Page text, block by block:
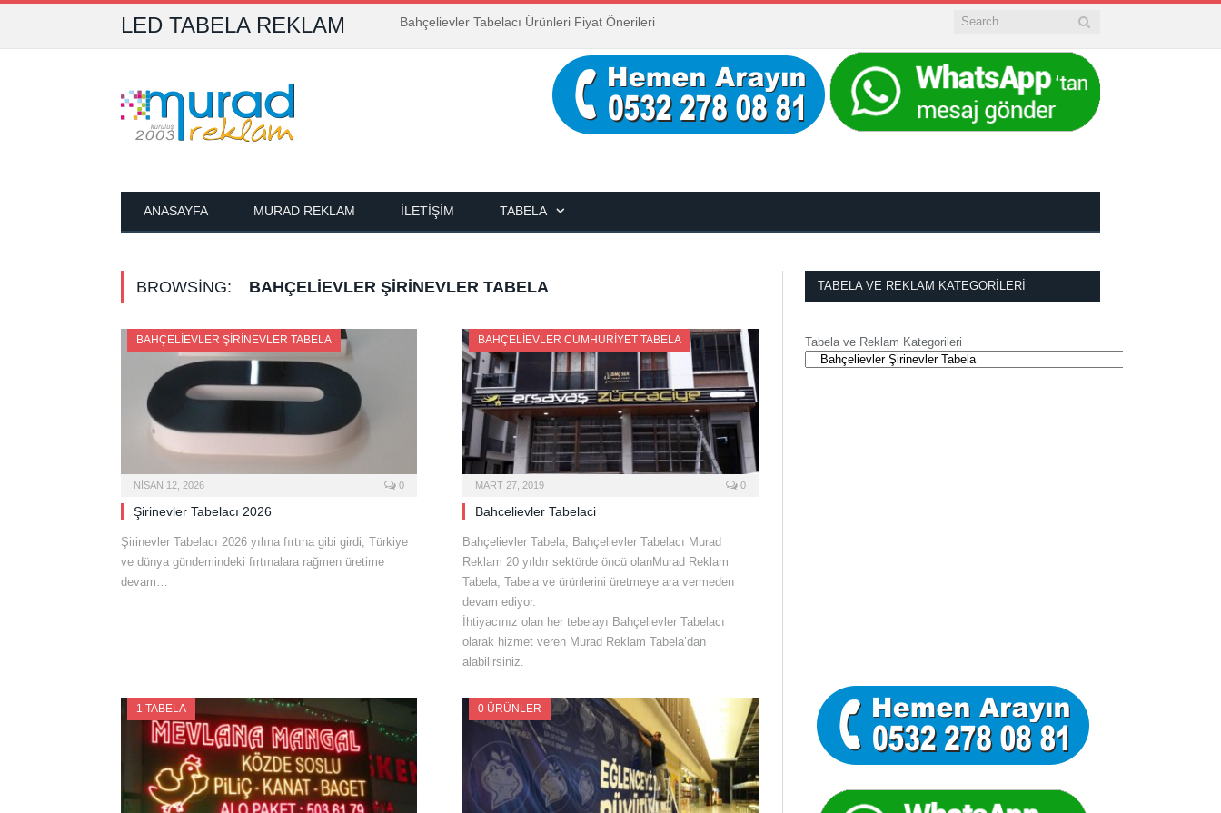
LED TABELA REKLAM Bahçelievler Tabelacı Ürünleri Fiyat Önerileri
ANASAYFA MURAD REKLAM İLETIŞIM TABELA
BROWSING: BAHÇELIEVLER ŞIRINEVLER TABELA
BAHÇELIEVLER ŞIRINEVLER TABELA
NISAN 12, 2026 0
Şirinevler Tabelacı 2026
Şirinevler Tabelacı 2026 yılına fırtına gibi girdi, Türkiye
ve dünya gündemindeki fırtınalara rağmen üretime
devam…
BAHÇELIEVLER CUMHURIYET TABELA
MART 27, 2019 0
Bahcelievler Tabelaci
Bahçelievler Tabela, Bahçelievler Tabelacı Murad
Reklam 20 yıldır sektörde öncü olanMurad Reklam
Tabela, Tabela ve ürünlerini üretmeye ara vermeden
devam ediyor.
İhtiyacınız olan her tebelayı Bahçelievler Tabelacı
olarak hizmet veren Murad Reklam Tabela’dan
alabilirsiniz.
1 TABELA 0 ÜRÜNLER
TABELA VE REKLAM KATEGORILERI
Tabela ve Reklam Kategorileri